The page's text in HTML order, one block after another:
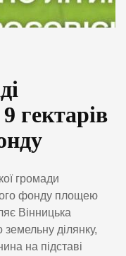
гектарів
громади
фонду площею
Вінницька
ділянку,
на підставі